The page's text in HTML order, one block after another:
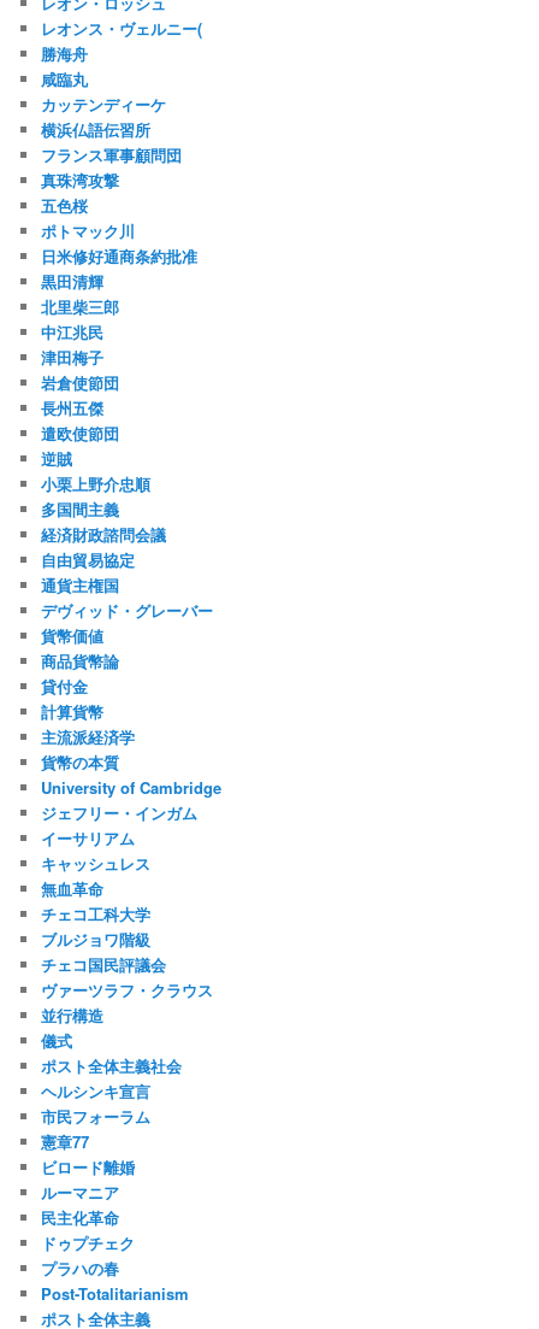
レオンス・ヴェルニー(
勝海舟
咸臨丸
カッテンディーケ
横浜仏語伝習所
フランス軍事顧問団
真珠湾攻撃
五色桜
ポトマック川
日米修好通商条約批准
黒田清輝
北里柴三郎
中江兆民
津田梅子
岩倉使節団
長州五傑
遣欧使節団
逆賊
小栗上野介忠順
多国間主義
経済財政諮問会議
自由貿易協定
通貨主権国
デヴィッド・グレーバー
貨幣価値
商品貨幣論
貸付金
計算貨幣
主流派経済学
貨幣の本質
University of Cambridge
ジェフリー・インガム
イーサリアム
キャッシュレス
無血革命
チェコ工科大学
ブルジョワ階級
チェコ国民評議会
ヴァーツラフ・クラウス
並行構造
儀式
ポスト全体主義社会
ヘルシンキ宣言
市民フォーラム
憲章77
ビロード離婚
ルーマニア
民主化革命
ドゥプチェク
プラハの春
Post-Totalitarianism
ポスト全体主義